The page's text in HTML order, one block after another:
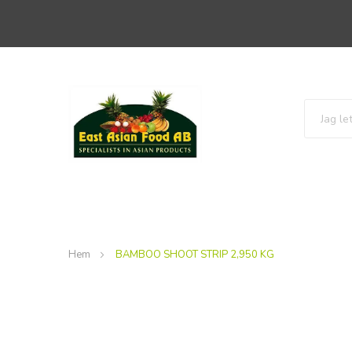
Hem BAMBOO SHOOT STRIP 2,950 KG